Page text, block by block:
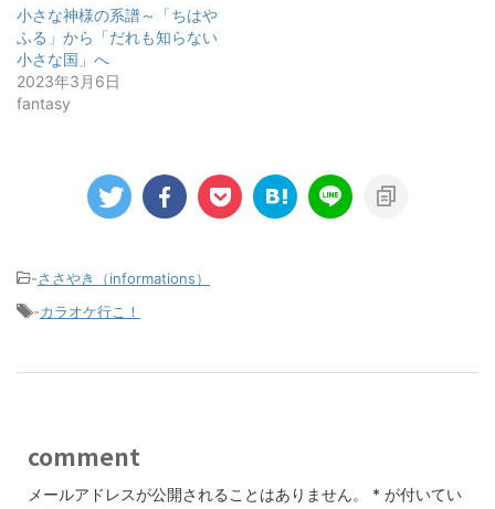
小さな神様の系譜～「ちはや
ふる」から「だれも知らない
小さな国」へ
2023年3月6日
fantasy
-ささやき（informations）
-カラオケ行こ！
comment
メールアドレスが公開されることはありません。 * が付いてい